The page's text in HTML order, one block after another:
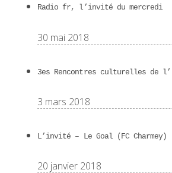
Radio fr, l’invité du mercredi
30 mai 2018
3es Rencontres culturelles de
3 mars 2018
L’invité – Le Goal (FC Charmey)
20 janvier 2018